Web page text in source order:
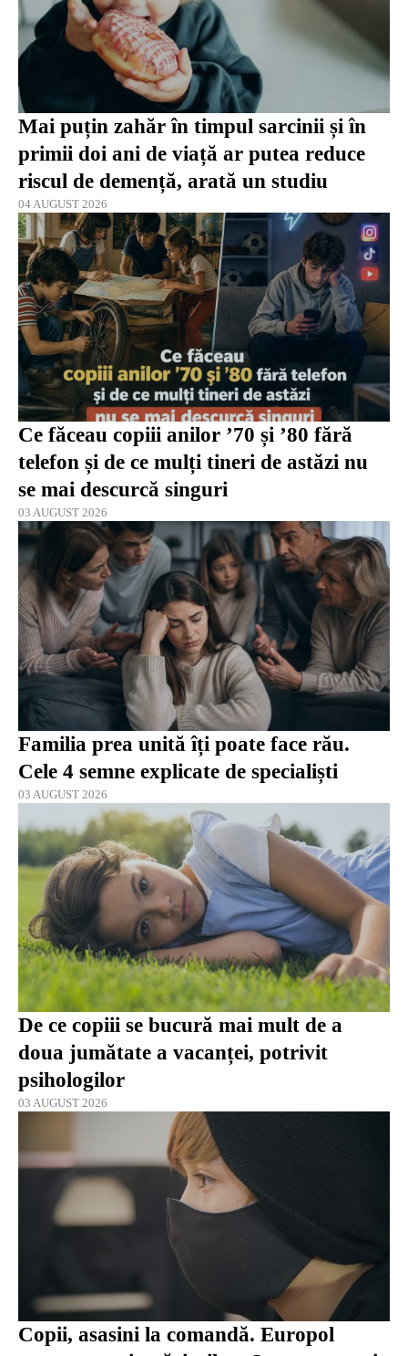
Mai puțin zahăr în timpul sarcinii și în
primii doi ani de viață ar putea reduce
riscul de demență, arată un studiu
04 AUGUST 2026
Ce făceau copiii anilor ’70 și ’80 fără
telefon și de ce mulți tineri de astăzi nu
se mai descurcă singuri
03 AUGUST 2026
Familia prea unită îți poate face rău.
Cele 4 semne explicate de specialiști
03 AUGUST 2026
De ce copiii se bucură mai mult de a
doua jumătate a vacanței, potrivit
psihologilor
03 AUGUST 2026
Copii, asasini la comandă. Europol